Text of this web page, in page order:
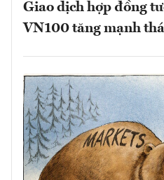
Giao dịch hợp đồng
VN100 tăng mạnh